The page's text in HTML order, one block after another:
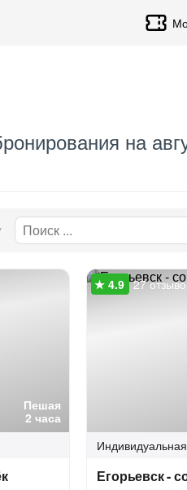
на
Пешая
2 часа
27
Индивидуальная
Егорьевск -